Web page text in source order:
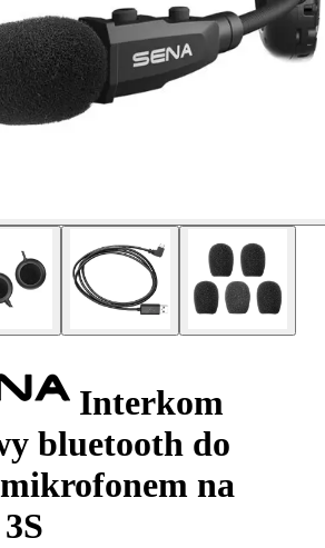
Interkom
bluetooth do
na